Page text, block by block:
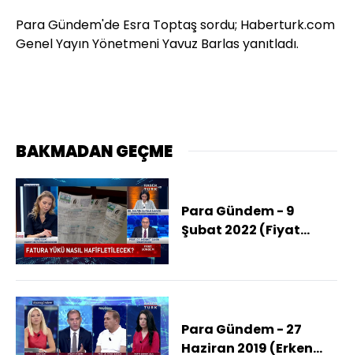
Para Gündem'de Esra Toptaş sordu; Haberturk.com
Genel Yayın Yönetmeni Yavuz Barlas yanıtladı.
BAKMADAN GEÇME
Para Gündem - 9
Şubat 2022 (Fiyat
Para Gündem - 27
Haziran 2019 (Erken